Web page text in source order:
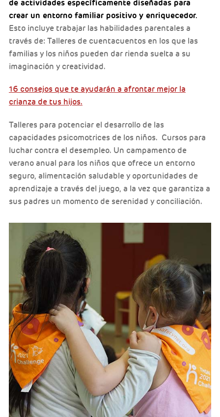
de actividades específicamente diseñadas para
crear un entorno familiar positivo y enriquecedor.
Esto incluye trabajar las habilidades parentales a
través de: Talleres de cuentacuentos en los que las
familias y los niños pueden dar rienda suelta a su
imaginación y creatividad.
16 consejos que te ayudarán a afrontar mejor la
crianza de tus hijos.
Talleres para potenciar el desarrollo de las
capacidades psicomotrices de los niños. Cursos para
luchar contra el desempleo. Un campamento de
verano anual para los niños que ofrece un entorno
seguro, alimentación saludable y oportunidades de
aprendizaje a través del juego, a la vez que garantiza a
sus padres un momento de serenidad y conciliación.